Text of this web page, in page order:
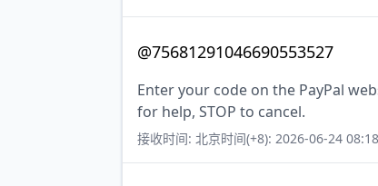
@75681291046690553527
Enter your code on the PayPal
for help, STOP to cancel.
接收时间: 北京时间(+8): 2026-06-24